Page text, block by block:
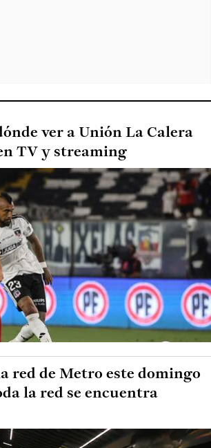
ver a Unión La Calera
TV y streaming
red de Metro este domingo
la red se encuentra